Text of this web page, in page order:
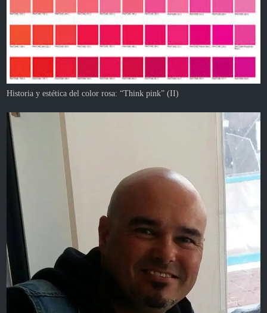
Historia y estética del color rosa: “Think pink” (II)